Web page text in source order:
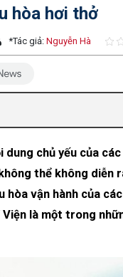
hòa hơi thở
*Tác giả: Nguyễn Hà
dung chủ yếu của
thể không diễn
vận hành của
Viện là một trong